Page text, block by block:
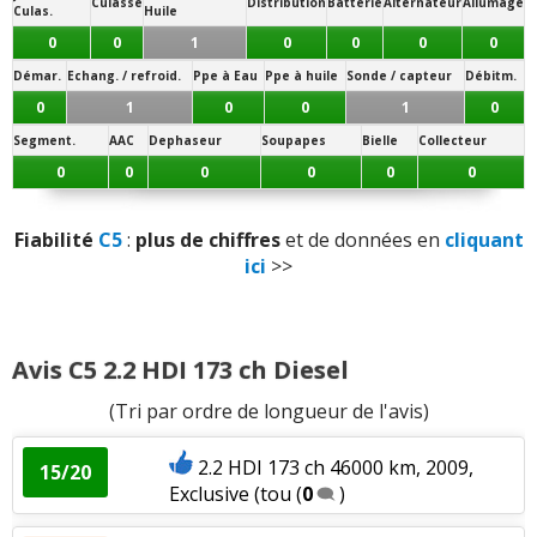
Puissance moteur et relances:2aiment
Couple moteur:6aiment
Consommation
1aime 2
n'aiment pas
Autonomie:1n'aime pas
Boîte de vitesses (agrément, longueur des
rapports):1n'aime pas
Equipement: 1aime
n'aime pas
Poids:4n'aiment pas
Culas.
Huile
0 0 1 0 0 0 0
Démar. Echang. / refroid. Ppe à Eau Ppe à huile Sonde / capteur Débitm.
0 1 0 0 1 0
Segment. AAC Dephaseur Soupapes Bielle Collecteur
0 0 0 0 0 0
Fiabilité C5: plus de chiffreset de données en cliquant
ici >>
Avis C5 2.2 HDI 173 ch Diesel
(Tri par ordre de longueur de l'avis)
15/20
2.2 HDI 173 ch 46000 km, 2009,
Exclusive (tou (0 )